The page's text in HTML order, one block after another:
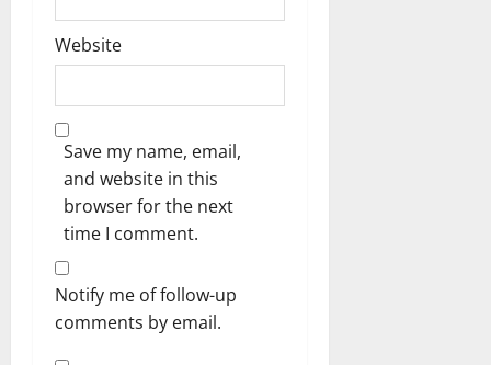
Website
Save my name, email,
and website in this
browser for the next
time I comment.
Notify me of follow-up
comments by email.